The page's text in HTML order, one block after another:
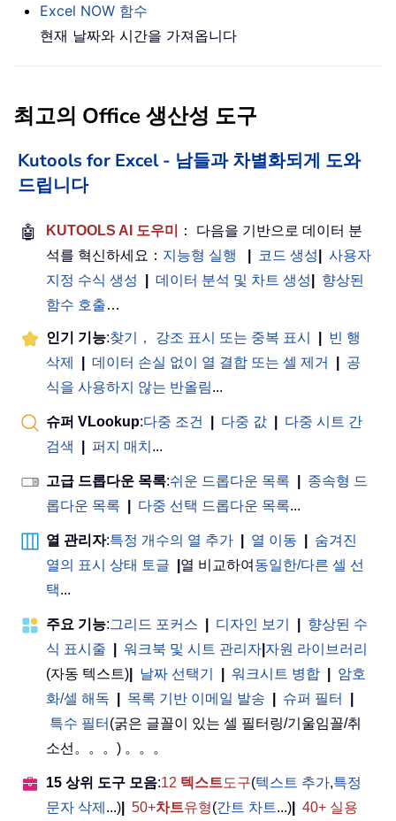
Excel NOW 함수
현재 날짜와 시간을 가져옵니다
최고의 Office 생산성 도구
Kutools for Excel - 남들과 차별화되게 도와
드립니다
🤖 KUTOOLS AI 도우미
： 다음을 기반으로 데이터 분
석를 혁신하세요： 지능형 실행 코드 생성
사용자
지정 수식 생성
데이터 분석 및 차트 생성
향상된
함수 호출…
인기 기능:찾기， 강조 표시 또는 중복 표시
빈 행
삭제
데이터 손실 없이 열 결합 또는 셀 제거
공
식을 사용하지 않는 반올림...
슈퍼 VLookup:다중 조건 다중 값
다중 시트 간
검색
퍼지 매치 ...
고급 드롭다운 목록:쉬운 드롭다운 목록
종속형 드
롭다운 목록
다중 선택 드롭다운 목록...
열 관리자:특정 개수의 열 추가 열 이동
숨겨진
열의 표시 상태 토글
열 비교하여 동일한/다른 셀 선
택...
주요 기능:그리드 포커스 디자인 보기
향상된 수
식 표시줄
워크북 및 시트 관리자 자원 라이브러리
(자동 텍스트)
날짜 선택기 워크시트 병합
암호
화/셀 해독
목록 기반 이메일 발송 슈퍼 필터
특수 필터 (굵은 글꼴이 있는 셀 필터링/기울임꼴/취
소선。。。) 。。。
15 상위 도구 모음:12 텍스트도구(텍스트 추가,특정
문자 삭제 ...) 50+차트유형(간트 차트...)
40+ 실용